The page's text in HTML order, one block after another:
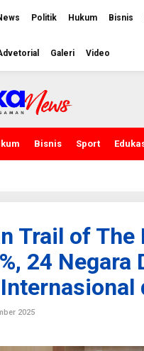
Politik Hukum Bisnis
Galeri Video
Bisnis Sport
Trail of The
24
2025